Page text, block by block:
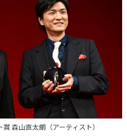
森山直太朗（アーティスト）